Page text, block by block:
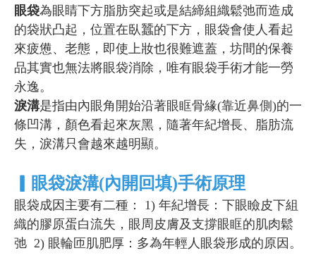
眼袋為眼睛下方脂肪突起或是結締組織鬆弛而造成
的袋狀凸起，位置在臥蠶的下方，眼袋會使人看起
來疲憊、老態，即使上妝也很難遮蓋，坊間的保養
品其實也無法將眼袋消除，唯有眼袋手術才能一勞
永逸。
淚溝是指由內眼角開始沿著眼眶骨緣(靠近鼻側)的一
條凹溝，顏色看起來灰黑，隨著年紀增長、脂肪流
失，淚溝只會越來越明顯。
▎眼袋淚溝(內開回填)手術原理
眼袋成因主要有二種： 1) 年紀增長：下眼瞼皮下組
織的膠原蛋白流失，眼周皮膚及支撐眼眶的肌肉鬆
弛 2) 眼輪匝肌肥厚：多為年輕人眼袋形成的原因。